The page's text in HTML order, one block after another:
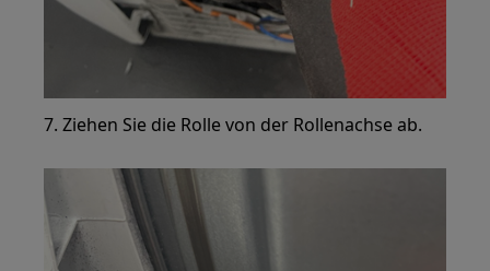
7. Ziehen Sie die Rolle von der Rollenachse ab.